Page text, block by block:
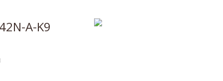
A-K9